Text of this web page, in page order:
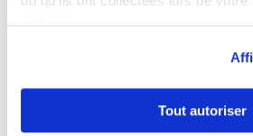
services.
Tout autoriser